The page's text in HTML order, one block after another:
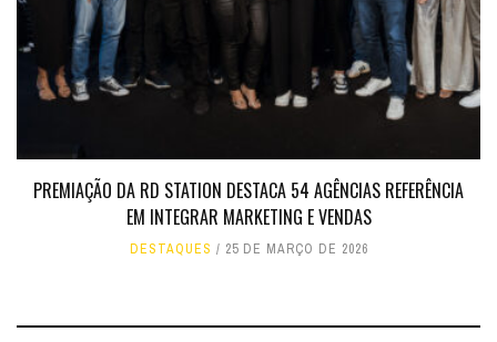
PREMIAÇÃO DA RD STATION DESTACA 54 AGÊNCIAS REFERÊNCIA
EM INTEGRAR MARKETING E VENDAS
DESTAQUES 25 DE MARÇO DE 2026